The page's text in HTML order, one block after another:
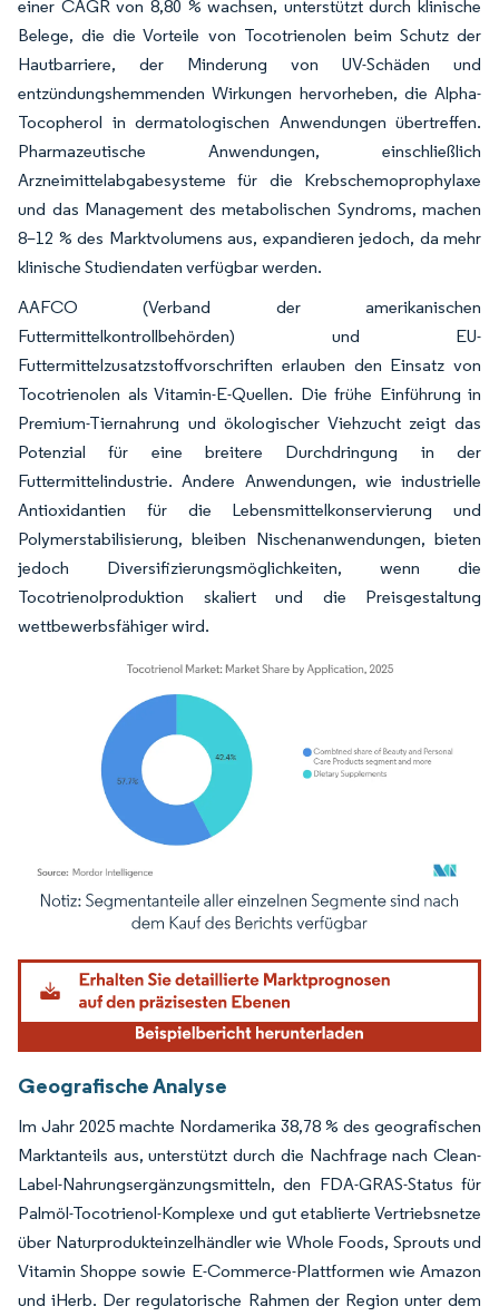
einer CAGR von 8,80 % wachsen, unterstützt durch klinische
Belege, die die Vorteile von Tocotrienolen beim Schutz der
Hautbarriere, der Minderung von UV-Schäden und
entzündungshemmenden Wirkungen hervorheben, die Alpha-
Tocopherol in dermatologischen Anwendungen übertreffen.
Pharmazeutische Anwendungen, einschließlich
Arzneimittelabgabesysteme für die Krebschemoprophylaxe
und das Management des metabolischen Syndroms, machen
8–12 % des Marktvolumens aus, expandieren jedoch, da mehr
klinische Studiendaten verfügbar werden.
AAFCO (Verband der amerikanischen
Futtermittelkontrollbehörden) und EU-
Futtermittelzusatzstoffvorschriften erlauben den Einsatz von
Tocotrienolen als Vitamin-E-Quellen. Die frühe Einführung in
Premium-Tiernahrung und ökologischer Viehzucht zeigt das
Potenzial für eine breitere Durchdringung in der
Futtermittelindustrie. Andere Anwendungen, wie industrielle
Antioxidantien für die Lebensmittelkonservierung und
Polymerstabilisierung, bleiben Nischenanwendungen, bieten
jedoch Diversifizierungsmöglichkeiten, wenn die
Tocotrienolproduktion skaliert und die Preisgestaltung
wettbewerbsfähiger wird.
Bild © Mordor Intelligence. Wiederverwendung erfordert Namensnennung
Geografische Analyse
Im Jahr 2025 machte Nordamerika 38,78 % des geografischen
Marktanteils aus, unterstützt durch die Nachfrage nach Clean-
Label-Nahrungsergänzungsmitteln, den FDA-GRAS-Status für
Palmöl-Tocotrienol-Komplexe und gut etablierte Vertriebsnetze
über Naturprodukteinzelhändler wie Whole Foods, Sprouts und
Vitamin Shoppe sowie E-Commerce-Plattformen wie Amazon
und iHerb. Der regulatorische Rahmen der Region unter dem